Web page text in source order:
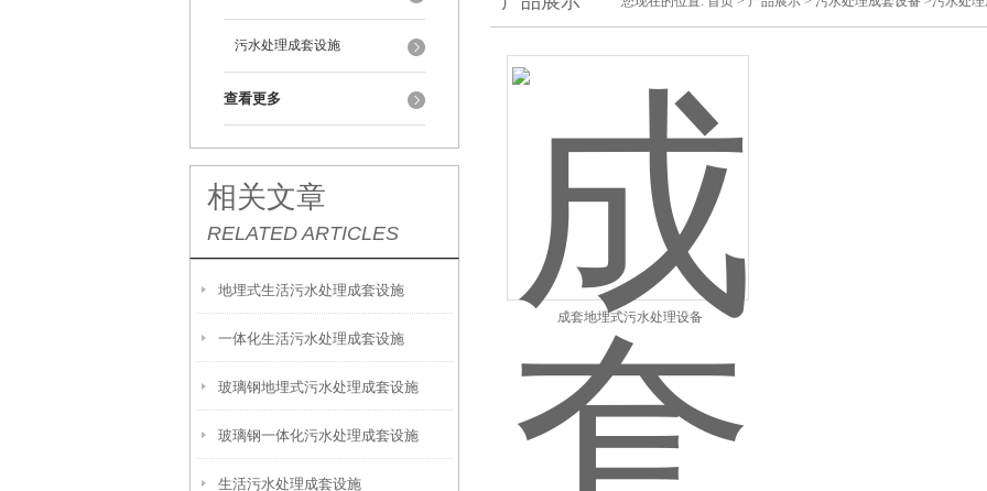
污水处理成套设施
查看更多
相关文章
RELATED ARTICLES
地埋式生活污水处理成套设施
一体化生活污水处理成套设施
玻璃钢地埋式污水处理成套设施
玻璃钢一体化污水处理成套设施
生活污水处理成套设施
成套地埋式污水处理设备